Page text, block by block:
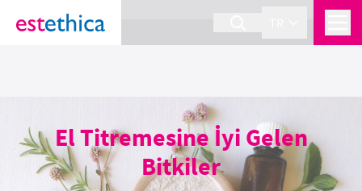
section Service {
El Titremesine İyi Gelen
Bitkiler